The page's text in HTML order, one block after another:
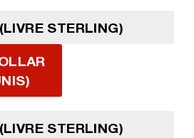
STERLING)
STERLING)